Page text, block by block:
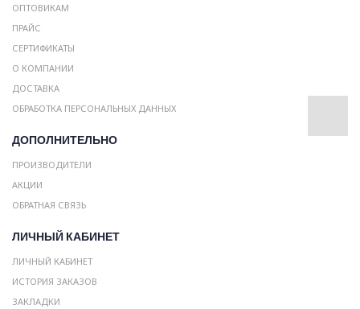
ОПТОВИКАМ
ПРАЙС
СЕРТИФИКАТЫ
О КОМПАНИИ
ДОСТАВКА
ОБРАБОТКА ПЕРСОНАЛЬНЫХ ДАННЫХ
ДОПОЛНИТЕЛЬНО
ПРОИЗВОДИТЕЛИ
АКЦИИ
ОБРАТНАЯ СВЯЗЬ
ЛИЧНЫЙ КАБИНЕТ
ЛИЧНЫЙ КАБИНЕТ
ИСТОРИЯ ЗАКАЗОВ
ЗАКЛАДКИ